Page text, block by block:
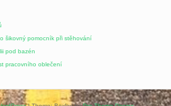
šikovný pomocník při stěhování
pod bazén
pracovního oblečení